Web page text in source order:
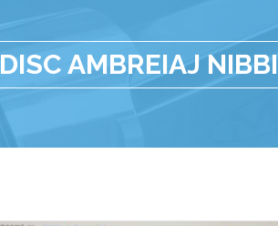
DISC AMBREIAJ NIBBI